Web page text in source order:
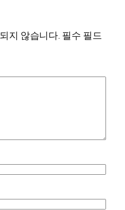
지 않습니다. 필수 필드